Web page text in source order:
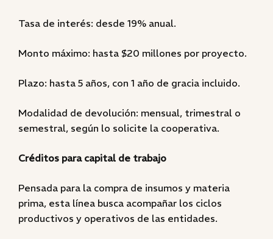
Tasa de interés: desde 19% anual.
Monto máximo: hasta $20 millones por proyecto.
Plazo: hasta 5 años, con 1 año de gracia incluido.
Modalidad de devolución: mensual, trimestral o
semestral, según lo solicite la cooperativa.
Créditos para capital de trabajo
Pensada para la compra de insumos y materia
prima, esta línea busca acompañar los ciclos
productivos y operativos de las entidades.